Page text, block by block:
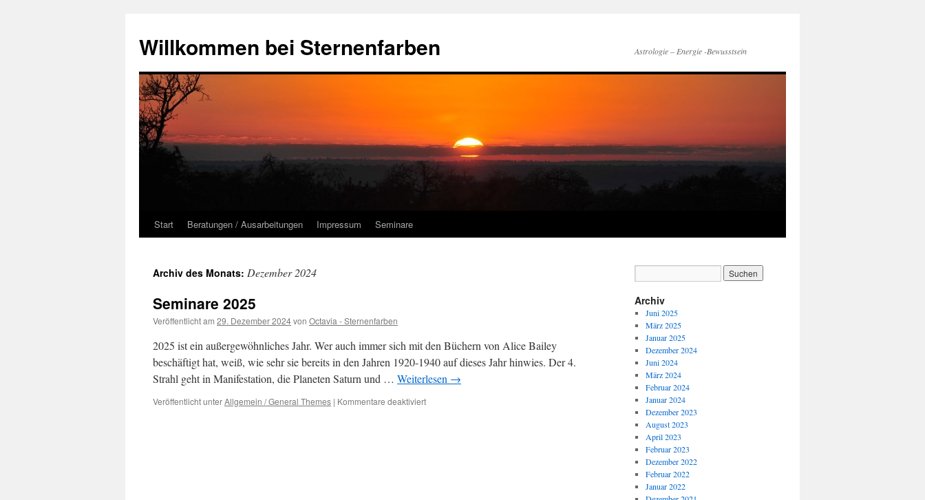
springen
Willkommen bei Sternenfarben Astrologie – Energie -Bewusstsein
Start Beratungen / Ausarbeitungen Impressum Seminare
Archiv des Monats: Dezember 2024
Seminare 2025
Veröffentlicht am 29. Dezember 2024von Octavia - Sternenfarben
2025 ist ein außergewöhnliches Jahr. Wer auch immer sich mit den Büchern von Alice Bailey
beschäftigt hat, weiß, wie sehr sie bereits in den Jahren 1920-1940 auf dieses Jahr hinwies. Der 4.
Strahl geht in Manifestation, die Planeten Saturn und … Weiterlesen →
Veröffentlicht unterAllgemein / General Themes | Kommentare deaktiviertfür
Archiv
Juni 2025
März 2025
Januar 2025
Dezember 2024
Juni 2024
März 2024
Februar 2024
Januar 2024
Dezember 2023
August 2023
April 2023
Februar 2023
Dezember 2022
Februar 2022
Januar 2022